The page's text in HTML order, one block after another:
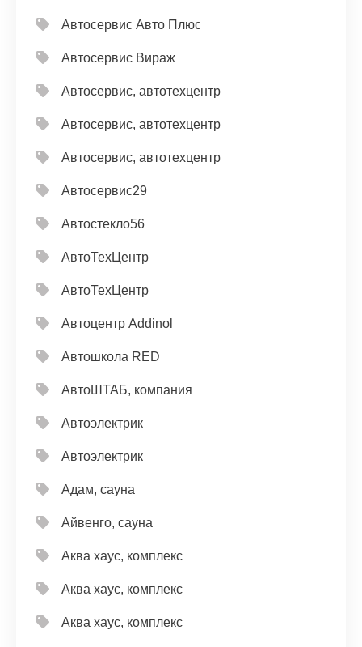
Автосервис Авто Плюс
Автосервис Вираж
Автосервис, автотехцентр
Автосервис, автотехцентр
Автосервис, автотехцентр
Автосервис29
Автостекло56
АвтоТехЦентр
АвтоТехЦентр
Автоцентр Addinol
Автошкола RED
АвтоШТАБ, компания
Автоэлектрик
Автоэлектрик
Адам, сауна
Айвенго, сауна
Аква хаус, комплекс
Аква хаус, комплекс
Аква хаус, комплекс